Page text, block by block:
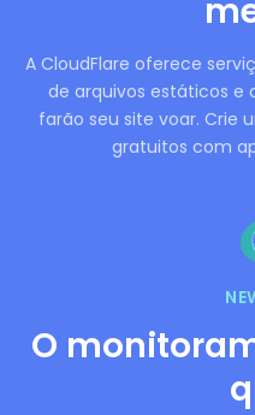
A CloudFlare oferece
de arquivos estáticos e
farão seu site voar. Crie
gratuitos com
O